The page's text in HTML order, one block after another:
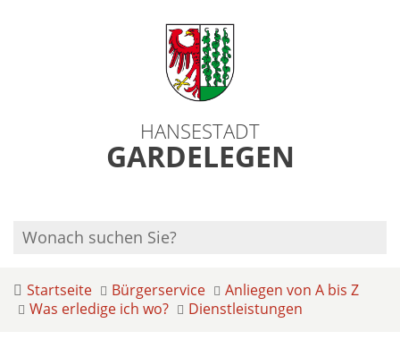
HANSESTADT
GARDELEGEN
Startseite Bürgerservice
Anliegen von A bis Z
Was erledige ich wo?
Dienstleistungen